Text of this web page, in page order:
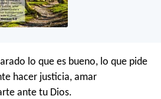
lo que es bueno, lo que pide
hacer justicia, amar
ante tu Dios.